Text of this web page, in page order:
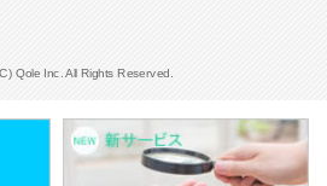
Qole Inc. All Rights Reserved.